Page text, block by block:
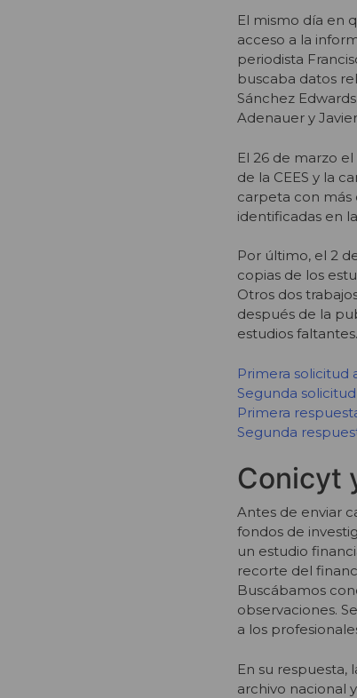
El mismo día en
acceso a la
periodista
buscaba datos
Sánchez
Adenauer y
El 26 de marzo
de la CEES y la
carpeta con más
identificadas en
Por último, el 2
copias de los
Otros dos
después de la
estudios faltantes.
Primera solicitud
Segunda
Primera
Segunda
Conicyt
Antes de enviar
fondos de
un estudio
recorte del
Buscábamos
observaciones.
a los
En su respuesta,
archivo nacional